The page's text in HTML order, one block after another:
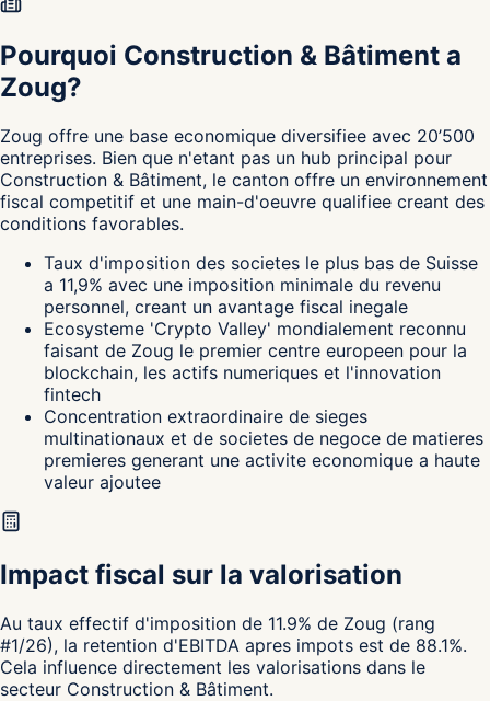
Pourquoi Construction & Bâtiment a
Zoug?
Zoug offre une base economique diversifiee avec 20’500
entreprises. Bien que n'etant pas un hub principal pour
Construction & Bâtiment, le canton offre un environnement
fiscal competitif et une main-d'oeuvre qualifiee creant des
conditions favorables.
Taux d'imposition des societes le plus bas de Suisse
a 11,9% avec une imposition minimale du revenu
personnel, creant un avantage fiscal inegale
Ecosysteme 'Crypto Valley' mondialement reconnu
faisant de Zoug le premier centre europeen pour la
blockchain, les actifs numeriques et l'innovation
fintech
Concentration extraordinaire de sieges
multinationaux et de societes de negoce de matieres
premieres generant une activite economique a haute
valeur ajoutee
Impact fiscal sur la valorisation
Au taux effectif d'imposition de 11.9% de Zoug (rang
#1/26), la retention d'EBITDA apres impots est de 88.1%.
Cela influence directement les valorisations dans le
secteur Construction & Bâtiment.